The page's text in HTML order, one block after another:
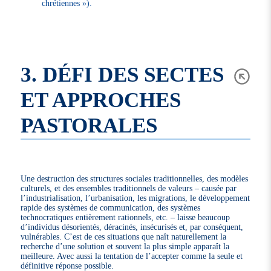
chrétiennes »).
3. DÉFI DES SECTES
ET APPROCHES
PASTORALES
Une destruction des structures sociales traditionnelles, des modèles
culturels, et des ensembles traditionnels de valeurs – causée par
l’industrialisation, l’urbanisation, les migrations, le développement
rapide des systèmes de communication, des systèmes
technocratiques entièrement rationnels, etc. – laisse beaucoup
d’individus désorientés, déracinés, insécurisés et, par conséquent,
vulnérables. C’est de ces situations que naît naturellement la
recherche d’une solution et souvent la plus simple apparaît la
meilleure. Avec aussi la tentation de l’accepter comme la seule et
définitive réponse possible.